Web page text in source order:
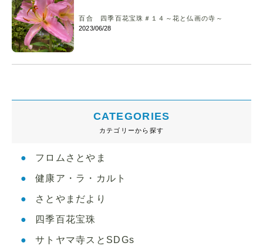
百合 四季百花宝珠＃１４～花と仏画の寺～
2023/06/28
CATEGORIES
カテゴリーから探す
フロムさとやま
健康ア・ラ・カルト
さとやまだより
四季百花宝珠
サトヤマ寺スとSDGs